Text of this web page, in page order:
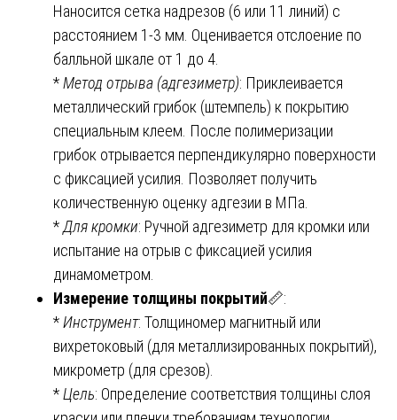
Наносится сетка надрезов (6 или 11 линий) с
расстоянием 1-3 мм. Оценивается отслоение по
балльной шкале от 1 до 4.
*Метод отрыва (адгезиметр): Приклеивается
металлический грибок (штемпель) к покрытию
специальным клеем. После полимеризации
грибок отрывается перпендикулярно поверхности
с фиксацией усилия. Позволяет получить
количественную оценку адгезии в МПа.
* Для кромки: Ручной адгезиметр для кромки или
испытание на отрыв с фиксацией усилия
динамометром.
Измерение толщины покрытий📏:
*Инструмент: Толщиномер магнитный или
вихретоковый (для металлизированных покрытий),
микрометр (для срезов).
*Цель: Определение соответствия толщины слоя